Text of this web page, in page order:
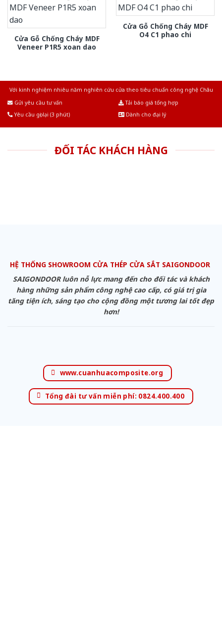
Cửa Gỗ Chống Cháy MDF
Veneer P1R5 xoan dao
Cửa Gỗ Chống Cháy MDF
O4 C1 phao chi
Với kinh nghiệm nhiêu năm nghiên cứu cửa theo tiêu chuẩn công nghệ Châu
Gửi yêu cầu tư vấn
Tải báo giá tổng hợp
Yêu cầu gọi lại (3 phút)
Dành cho đại lý
ĐỐI TÁC KHÁCH HÀNG
HỆ THỐNG SHOWROOM CỬA THÉP CỬA SẮT SAIGONDOOR
SAIGONDOOR luôn nỗ lực mang đến cho đối tác và khách
hàng những sản phẩm công nghệ cao cấp, có giá trị gia
tăng tiện ích, sáng tạo cho cộng đồng một tương lai tốt đẹp
hơn!
www.cuanhuacomposite.org
Tổng đài tư vấn miễn phí: 0824.400.400